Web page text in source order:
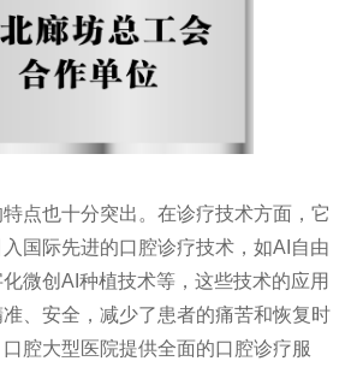
点也十分突出。在诊疗技术方面，它
国际先进的口腔诊疗技术，如AI自由
微创AI种植技术等，这些技术的应用
、安全，减少了患者的痛苦和恢复时
腔大型医院提供全面的口腔诊疗服